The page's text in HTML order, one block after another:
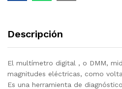
Descripción
El multímetro digital , o DMM,
magnitudes eléctricas, como
Es una herramienta de